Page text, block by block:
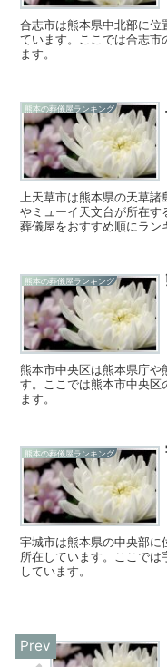
合志市は熊本県中北部に位
ています。ここでは合志
ます。
熊本の葬儀屋ランキング
上天草市は熊本県の天草
やミューイ天文台が所在
葬儀屋をおすすめ順にラン
熊本の葬儀屋ランキング
熊本市中央区は熊本県庁
す。ここでは熊本市中央
ます。
熊本の葬儀屋ランキング
宇城市は熊本県の中央部
所在しています。ここで
しています。